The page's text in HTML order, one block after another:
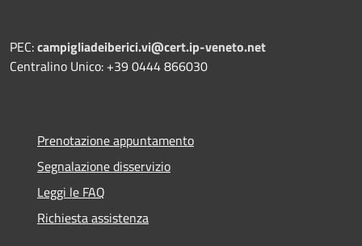
PEC:campigliadeiberici.vi@cert.ip-veneto.net
Centralino Unico: +39 0444 866030
Prenotazione appuntamento
Segnalazione disservizio
Leggi le FAQ
Richiesta assistenza